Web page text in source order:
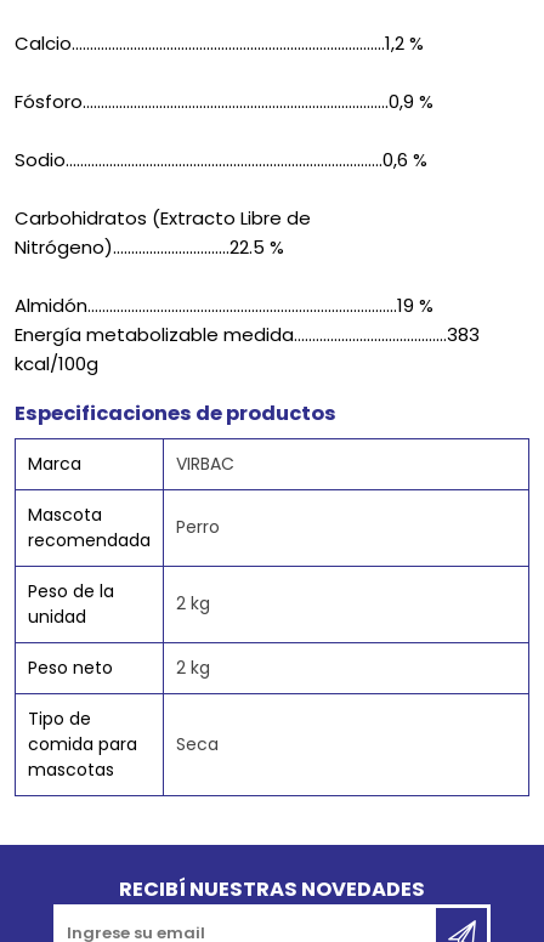
Calcio......................................................................................1,2 %
Fósforo....................................................................................0,9 %
Sodio.......................................................................................0,6 %
Carbohidratos (Extracto Libre de
Nitrógeno)................................22.5 %
Almidón.....................................................................................19 %
Energía metabolizable medida..........................................383
kcal/100g
Especificaciones de productos
Marca VIRBAC
Mascota
recomendada
Perro
Peso de la
unidad
2 kg
Peso neto 2 kg
Tipo de
comida para
mascotas
Seca
RECIBÍ NUESTRAS NOVEDADES